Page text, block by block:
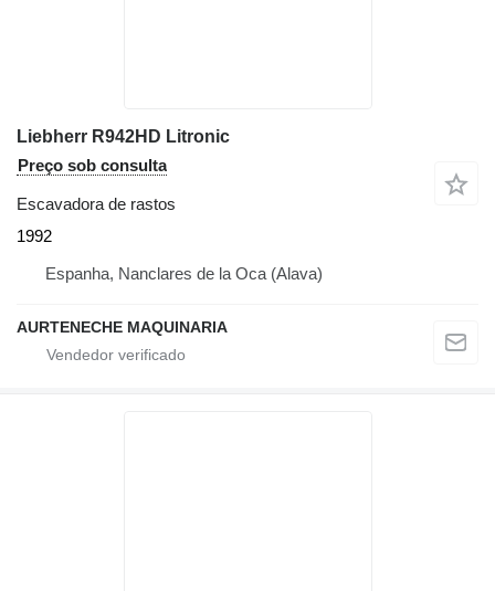
Liebherr R942HD Litronic
Preço sob consulta
Escavadora de rastos
1992
Espanha, Nanclares de la Oca (Alava)
AURTENECHE MAQUINARIA